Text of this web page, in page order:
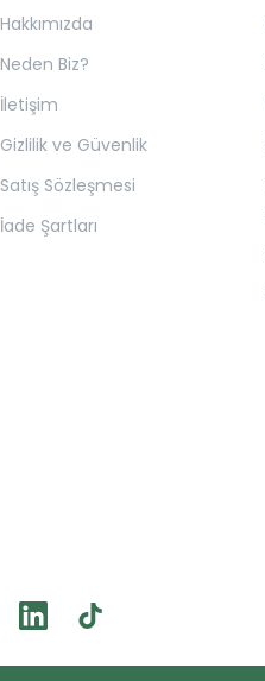
Hakkımızda
Neden Biz?
İletişim
Gizlilik ve Güvenlik
Satış Sözleşmesi
İade Şartları